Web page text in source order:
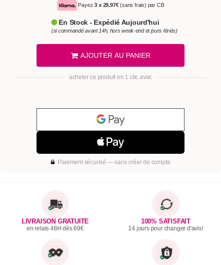
Payez3 x 29.97€(sans frais) par CB
En Stock - Expédié Aujourd'hui
(si commandé avant 14h, hors week-end et jours fériés)
AJOUTER AU PANIER
acheter ce produit en 1 clic avec
Paiement sécurisé — sans créer de compte
LIVRAISON GRATUITE
en relais 48H dès 69€
100% SATISFAIT
14 jours pour changer d'avis!